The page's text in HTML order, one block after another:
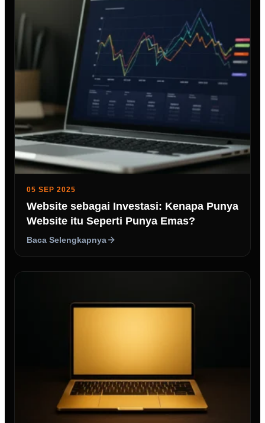
05 SEP 2025
Website sebagai Investasi: Kenapa Punya
Website itu Seperti Punya Emas?
Baca Selengkapnya